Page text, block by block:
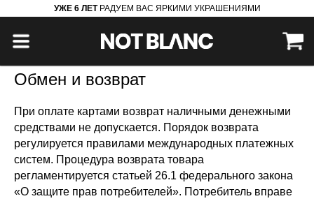
УЖЕ 6 ЛЕТРАДУЕМ ВАС ЯРКИМИ УКРАШЕНИЯМИ
Главная Обмен и возврат
Обмен и возврат
При оплате картами возврат наличными денежными
средствами не допускается. Порядок возврата
регулируется правилами международных платежных
систем. Процедура возврата товара
регламентируется статьей 26.1 федерального закона
«О защите прав потребителей». Потребитель вправе